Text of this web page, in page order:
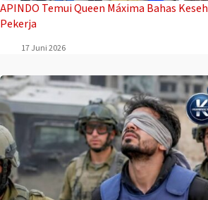
APINDO Temui Queen Máxima Bahas
Pekerja
17 Juni 2026